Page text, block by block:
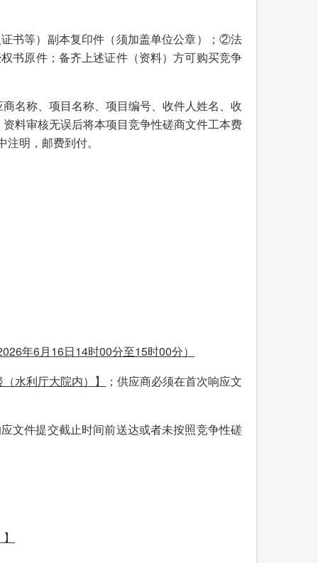
书等）副本复印件（须加盖单位公章）；②法
书原件；备齐上述证件（资料）方可购买竞争
名称、项目名称、项目编号、收件人姓名、收
料审核无误后将本项目竞争性磋商文件工本费
明，邮费到付。
6年6月16日14时00分至15时00分）
水利厅大院内）】
；供应商必须在首次响应文
文件提交截止时间前送达或者未按照竞争性磋